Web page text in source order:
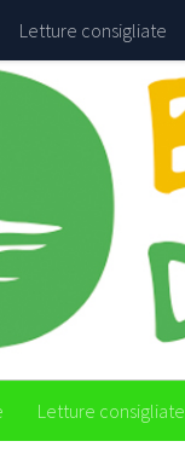
Letture consigliate
Letture consigliate